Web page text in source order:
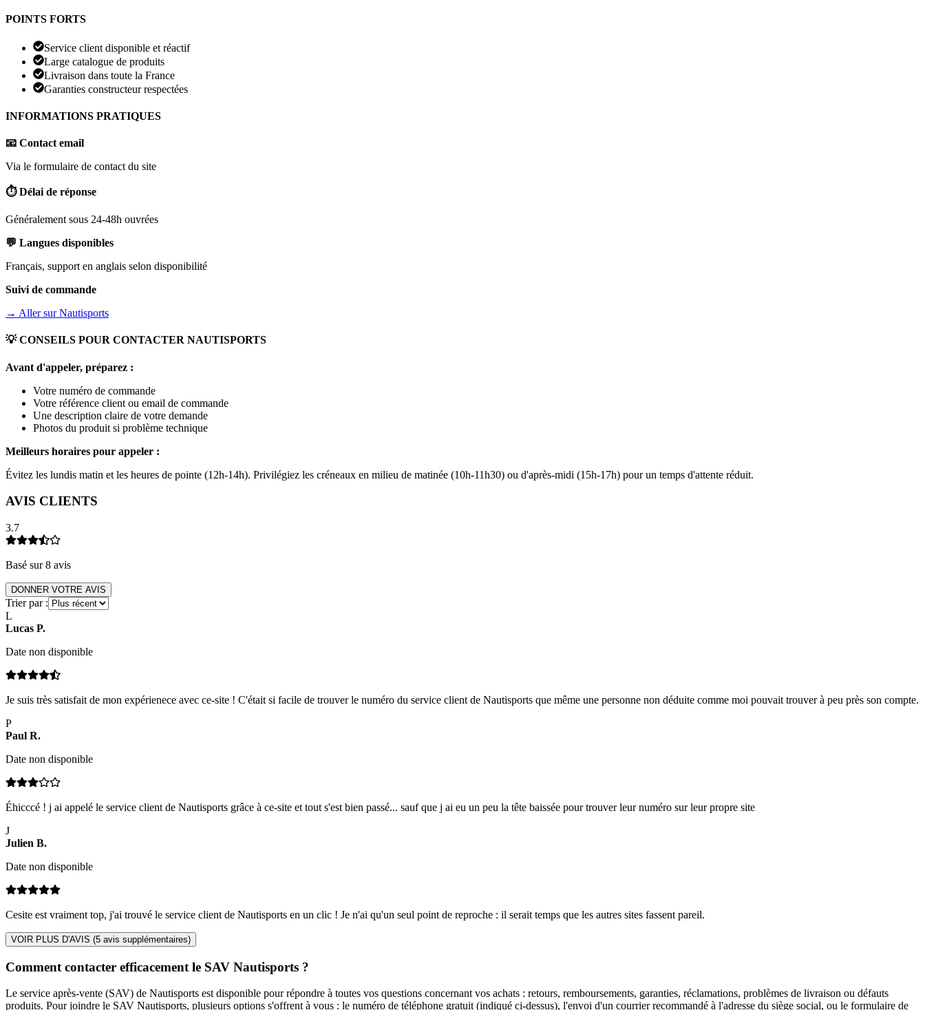
POINTS FORTS
Service client disponible et réactif
Large catalogue de produits
Livraison dans toute la France
Garanties constructeur respectées
INFORMATIONS PRATIQUES
📧 Contact email
Via le formulaire de contact du site
⏱️ Délai de réponse
Généralement sous 24-48h ouvrées
💬 Langues disponibles
Français, support en anglais selon disponibilité
Suivi de commande
→ Aller surNautisports
💡 CONSEILS POUR CONTACTER NAUTISPORTS
Avant d'appeler, préparez :
Votre numéro de commande
Votre référence client ou email de commande
Une description claire de votre demande
Photos du produit si problème technique
Meilleurs horaires pour appeler :
Évitez les lundis matin et les heures de pointe (12h-14h). Privilégiez les créneaux en milieu de matinée (10h-11h30) ou d'après-midi (15h-17h) pour un temps d'attente réduit.
AVIS CLIENTS
3.7
Basé sur8 avis
DONNER VOTRE AVIS
Trier par :
L
Lucas P.
Date non disponible
Je suis très satisfait de mon expérienece avec ce-site ! C'était si facile de trouver le numéro du service client de Nautisports que même une personne non déduite comme moi pouvait trouver à peu près son compte.
P
Paul R.
Date non disponible
Éhicccé ! j ai appelé le service client de Nautisports grâce à ce-site et tout s'est bien passé... sauf que j ai eu un peu la tête baissée pour trouver leur numéro sur leur propre site
J
Julien B.
Date non disponible
Cesite est vraiment top, j'ai trouvé le service client de Nautisports en un clic ! Je n'ai qu'un seul point de reproche : il serait temps que les autres sites fassent pareil.
VOIR PLUS D'AVIS (5 avis supplémentaires)
Comment contacter efficacement le SAV Nautisports ?
Le service après-vente (SAV) de Nautisports est disponible pour répondre à toutes vos questions concernant vos achats : retours, remboursements, garanties, réclamations, problèmes de livraison ou défauts
produits. Pour joindre le SAV Nautisports, plusieurs options s'offrent à vous : le numéro de téléphone gratuit (indiqué ci-dessus), l'envoi d'un courrier recommandé à l'adresse du siège social, ou le formulaire de